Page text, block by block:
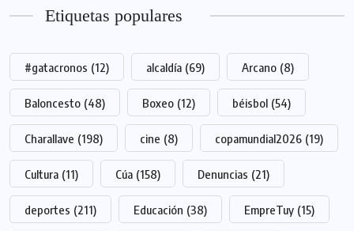
Etiquetas populares
#gatacronos (12) alcaldía (69) Arcano (8)
Baloncesto (48) Boxeo (12) béisbol (54)
Charallave (198) cine (8) copamundial2026 (19)
Cultura (11) Cúa (158) Denuncias (21)
deportes (211) Educación (38) EmpreTuy (15)